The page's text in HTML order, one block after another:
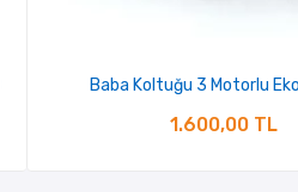
Baba Koltuğu 3 Motorlu
1.600,00 TL